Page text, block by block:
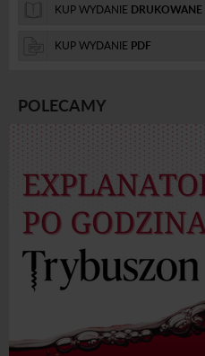
KUP WYDANIE DRUKOWANE
KUP WYDANIE PDF
POLECAMY